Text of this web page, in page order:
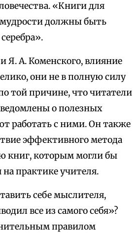
«Книги для
должны быть
Я. А. Коменского, влияние
они не в полную силу
той причине, что читатели
о полезных
работать с ними. Он также
эффективного метода
книг, которым могли бы
на практике учителя.
себе мыслителя,
все из самого себя»?
правилом